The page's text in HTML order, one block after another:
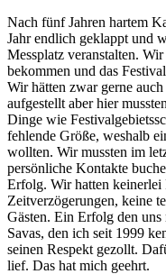
Nach fünf Jahren hartem
Jahr endlich geklappt und
Messplatz veranstalten.
bekommen und das
Wir hätten zwar gerne
aufgestellt aber hier
Dinge wie
fehlende Größe, weshalb
wollten. Wir mussten im
persönliche Kontakte
Erfolg. Wir hatten
Zeitverzögerungen, keine
Gästen. Ein Erfolg den
Savas, den ich seit 1999
seinen Respekt gezollt.
lief. Das hat mich geehrt.